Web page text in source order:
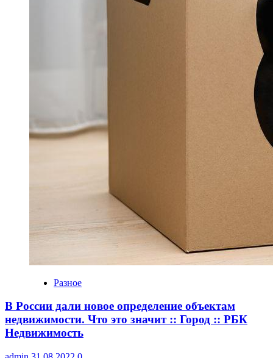
Разное
В России дали новое определение объектам
недвижимости. Что это значит :: Город :: РБК
Недвижимость